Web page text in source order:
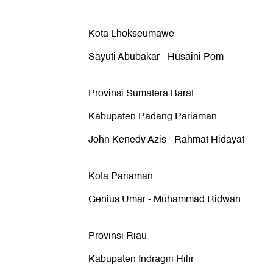
Kota Lhokseumawe
Sayuti Abubakar - Husaini Pom
Provinsi Sumatera Barat
Kabupaten Padang Pariaman
John Kenedy Azis - Rahmat Hidayat
Kota Pariaman
Genius Umar - Muhammad Ridwan
Provinsi Riau
Kabupaten Indragiri Hilir